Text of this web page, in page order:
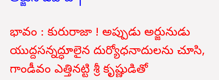
భావం : కురురాజా ! అప్పుడు అర్జునుడు
యుద్దసన్నద్ధూలైన దుర్యోధనాదులను చూసి,
గాండీవం ఎత్తినట్టి శ్రీ కృష్ణుడితో